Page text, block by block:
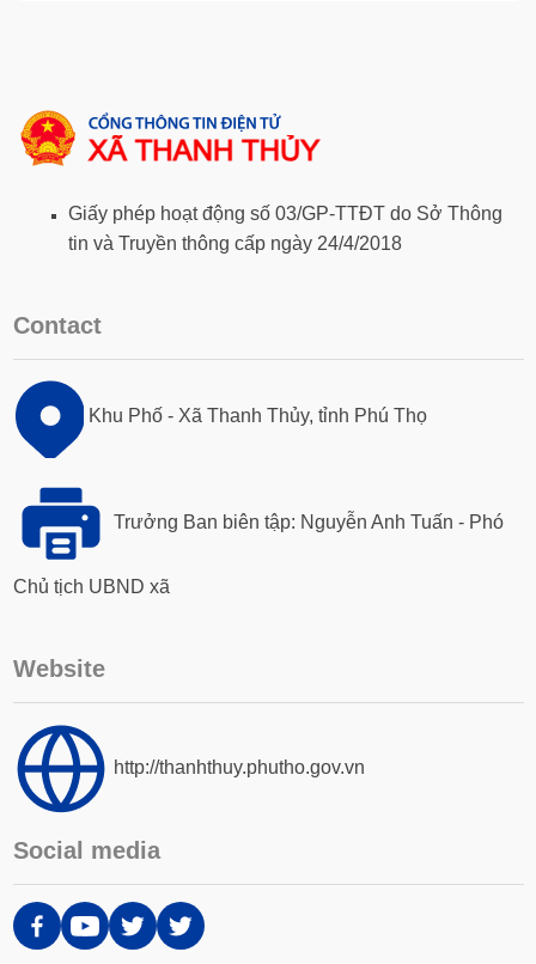
Giấy phép hoạt động số 03/GP-TTĐT do Sở Thông
tin và Truyền thông cấp ngày 24/4/2018
Contact
Khu Phố - Xã Thanh Thủy, tỉnh Phú Thọ
Trưởng Ban biên tập: Nguyễn Anh Tuấn - Phó
Chủ tịch UBND xã
Website
http://thanhthuy.phutho.gov.vn
Social media